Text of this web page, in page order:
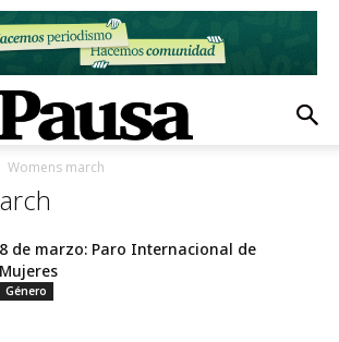
Womens march
8 de marzo: Paro Internacional de
Mujeres
Género